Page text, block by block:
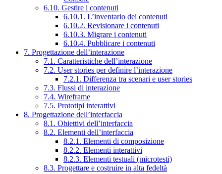
6.10. Gestire i contenuti
6.10.1. L’inventario dei contenuti
6.10.2. Revisionare i contenuti
6.10.3. Migrare i contenuti
6.10.4. Pubblicare i contenuti
7. Progettazione dell’interazione
7.1. Caratteristiche dell’interazione
7.2. User stories per definire l’interazione
7.2.1. Differenza tra scenari e user stories
7.3. Flussi di interazione
7.4. Wireframe
7.5. Prototipi interattivi
8. Progettazione dell’interfaccia
8.1. Obiettivi dell’interfaccia
8.2. Elementi dell’interfaccia
8.2.1. Elementi di composizione
8.2.2. Elementi interattivi
8.2.3. Elementi testuali (microtesti)
8.3. Progettare e costruire in alta fedeltà